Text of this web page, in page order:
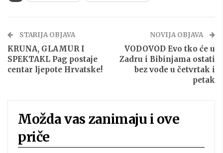
STARIJA OBJAVA
KRUNA, GLAMUR I
SPEKTAKL Pag postaje
centar ljepote Hrvatske!
NOVIJA OBJAVA
VODOVOD Evo tko će u
Zadru i Bibinjama ostati
bez vode u četvrtak i
petak
Možda vas zanimaju i ove
priče